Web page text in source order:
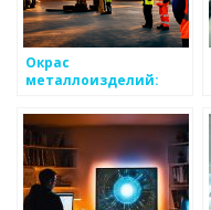
Окрас
металлоизделий: